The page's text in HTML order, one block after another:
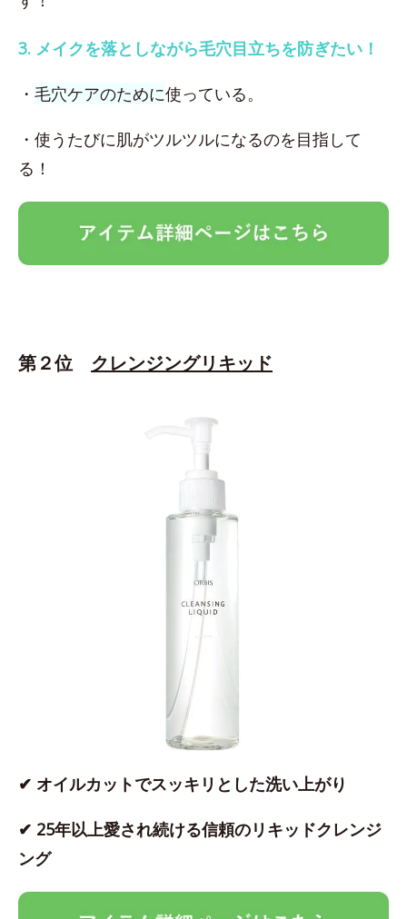
3. メイクを落としながら毛穴目立ちを防ぎたい！
・ 毛穴ケアのために使っている。
・使うたびに肌がツルツルになるのを目指して
る！
第２位 クレンジングリキッド
✔ オイルカットでスッキリとした洗い上がり
✔ 25年以上愛され続ける信頼のリキッドクレンジ
ング